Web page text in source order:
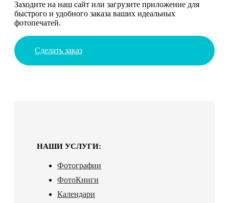
Заходите на наш сайт или загрузите приложение для
быстрого и удобного заказа ваших идеальных
фотопечатей.
Сделать заказ
НАШИ УСЛУГИ:
Фотографии
ФотоКниги
Календари